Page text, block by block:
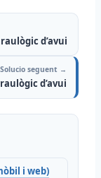
d’avui
Solucio seguent →
d’avui
i web)